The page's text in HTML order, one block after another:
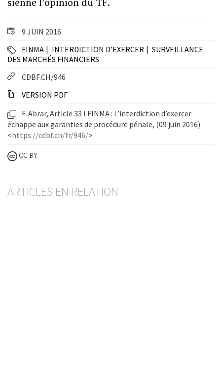
9 JUIN 2016
FINMA
INTERDICTION D’EXERCER
SURVEILLANCE
DES MARCHÉS FINANCIERS
CDBF.CH/946
VERSION PDF
F. Abrar, Article 33 LFINMA : L’interdiction d’exercer
échappe aux garanties de procédure pénale, (09 juin 2016)
<https://cdbf.ch/fr/946/>
CC BY
ARTICLES EN RELATION